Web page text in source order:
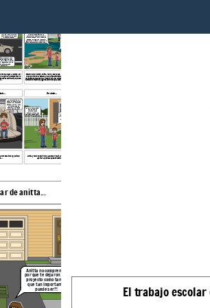
En casa...
de llegar al campo, del
empieza a comprender lo
acciones que puede
Estando en el campo, Anitta, Pablo y sus papas, empiezan a reflexionar
un poco, viendo el estado en el que se encuentra el
vez entiende mas sobre la importancia del cuidado del medio ambiente y
también comprende algunas acciones que puede realizar para aportar...
reflexionan y platican Anitta y Pablo reflexionan y acuerdan realizar estas acciones, para
aportar al planeta que es nuestro hogar.
vaya a olvidar la cámara
para que tomes las fotos
para tu proyecto!
comprendo un poco
el apagar las luces
se ocupan o el cerrar
agua cuando no se
hace una gran
diferencia!
basura, tirada por que no
encuentra un basurero, por eso
siempre puedes llevar una bolsa
de papel contigo, y ahí podrás ir
guardando tu basura y desecharla
cuando encuentres un basurero.
Me sorprendió mucho
saber los cambios que
pueden hacer pequeñas
acciones, como el ya no
utilizar bolsas de
plástico y cambiarlas
por bolsas de papel!
Entonces hermanito,
pondremos en
practica estas
acciones para poder
aportar un poquito?! Asies hermanita, platicare
de esto con mis amigos para
pequeñas aportaciones al
de anitta...
Anitta no comprendo,
por que te dejaron ese
proyecto como tarea,
que tan importante
puede ser?! El trabajo